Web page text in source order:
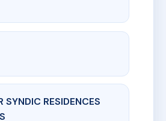
SYNDIC RESIDENCES